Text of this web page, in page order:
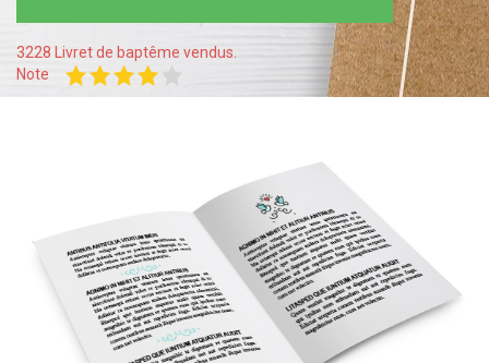
3228 Livret de baptême vendus.
Note